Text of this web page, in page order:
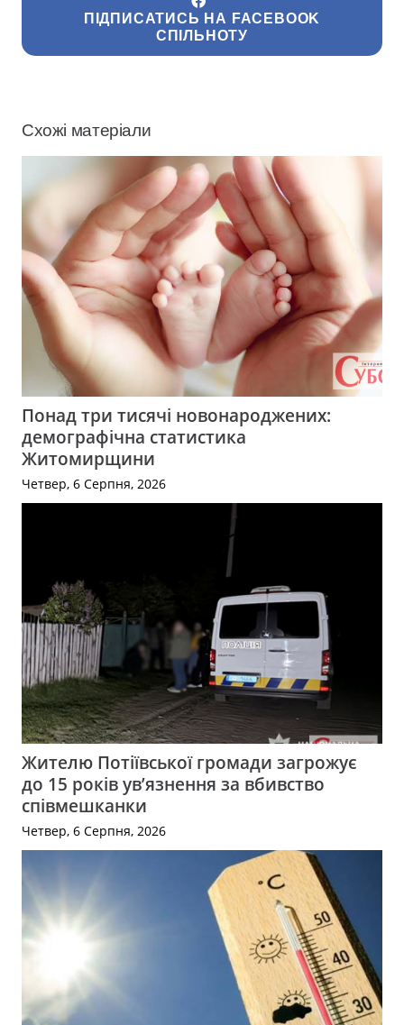
ПІДПИСАТИСЬ НА FACEBOOK
СПІЛЬНОТУ
Схожі матеріали
Понад три тисячі новонароджених:
демографічна статистика
Житомирщини
Четвер, 6 Серпня, 2026
Жителю Потіївської громади загрожує
до 15 років ув’язнення за вбивство
співмешканки
Четвер, 6 Серпня, 2026